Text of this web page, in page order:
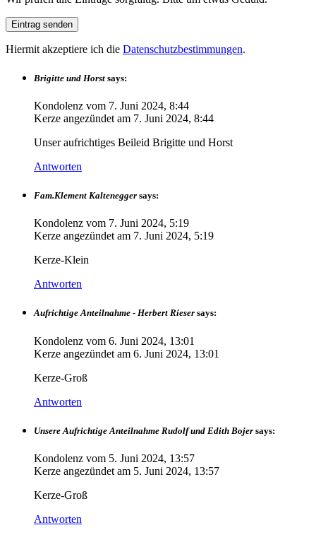
Hiermit akzeptiere ich die Datenschutzbestimmungen.
Brigitte und Horst says:
Kondolenz vom 7. Juni 2024, 8:44
Kerze angezündet am 7. Juni 2024, 8:44
Unser aufrichtiges Beileid Brigitte und Horst
Antworten
Fam.Klement Kaltenegger says:
Kondolenz vom 7. Juni 2024, 5:19
Kerze angezündet am 7. Juni 2024, 5:19
Kerze-Klein
Antworten
Aufrichtige Anteilnahme - Herbert Rieser says:
Kondolenz vom 6. Juni 2024, 13:01
Kerze angezündet am 6. Juni 2024, 13:01
Kerze-Groß
Antworten
Unsere Aufrichtige Anteilnahme Rudolf und Edith Bojer says:
Kondolenz vom 5. Juni 2024, 13:57
Kerze angezündet am 5. Juni 2024, 13:57
Kerze-Groß
Antworten